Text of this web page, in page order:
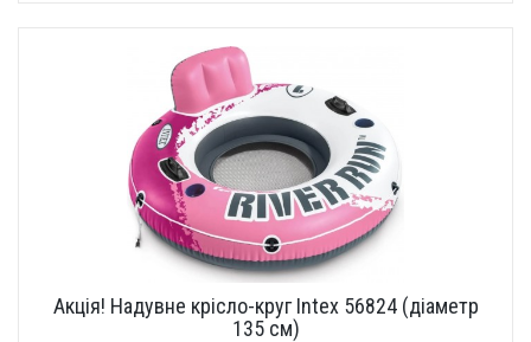
Акція! Надувне крісло-круг Intex 56824 (діаметр
135 см)